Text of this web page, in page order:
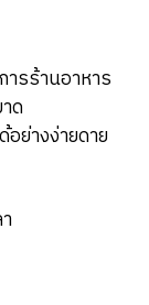
รร้านอาหาร
ด
ย่างง่ายดาย